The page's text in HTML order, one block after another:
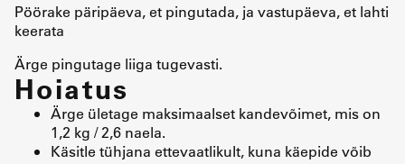
Pöörake päripäeva, et pingutada, ja vastupäeva, et lahti
keerata
Ärge pingutage liiga tugevasti.
Hoiatus
Ärge ületage maksimaalset kandevõimet, mis on
1,2 kg / 2,6 naela.
Käsitle tühjana ettevaatlikult, kuna käepide võib